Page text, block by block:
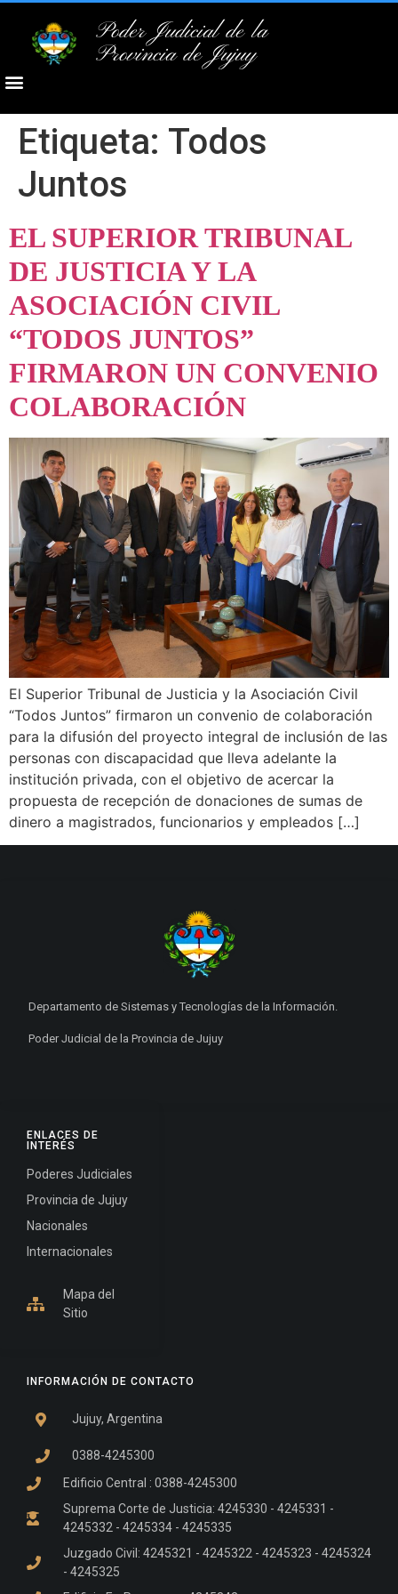
Poder Judicial de la
Provincia de Jujuy
Etiqueta: Todos
Juntos
EL SUPERIOR TRIBUNAL
DE JUSTICIA Y LA
ASOCIACIÓN CIVIL
“TODOS JUNTOS”
FIRMARON UN CONVENIO
COLABORACIÓN
El Superior Tribunal de Justicia y la Asociación Civil
“Todos Juntos” firmaron un convenio de colaboración
para la difusión del proyecto integral de inclusión de las
personas con discapacidad que lleva adelante la
institución privada, con el objetivo de acercar la
propuesta de recepción de donaciones de sumas de
dinero a magistrados, funcionarios y empleados […]
INFORMACIÓN DE CONTACTO
Jujuy, Argentina
0388-4245300
Edificio Central : 0388-4245300
Suprema Corte de Justicia: 4245330 - 4245331 -
4245332 - 4245334 - 4245335
Juzgado Civil: 4245321 - 4245322 - 4245323 - 4245324
- 4245325
ENLACES DE
INTERÉS
Poderes Judiciales
Provincia de Jujuy
Nacionales
Internacionales
Mapa del
Sitio
Departamento de Sistemas y Tecnologías de la Información.
Poder Judicial de la Provincia de Jujuy